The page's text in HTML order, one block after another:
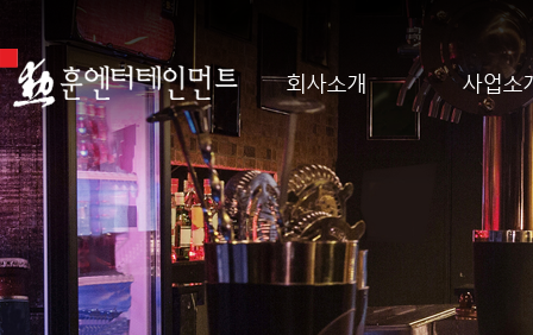
회사소개 사업소